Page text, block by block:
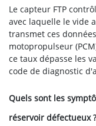
Le capteur FTP
avec laquelle le vide
transmet ces
motopropulseur
ce taux dépasse les
code de diagnostic
Quels sont les
réservoir défectueux ?